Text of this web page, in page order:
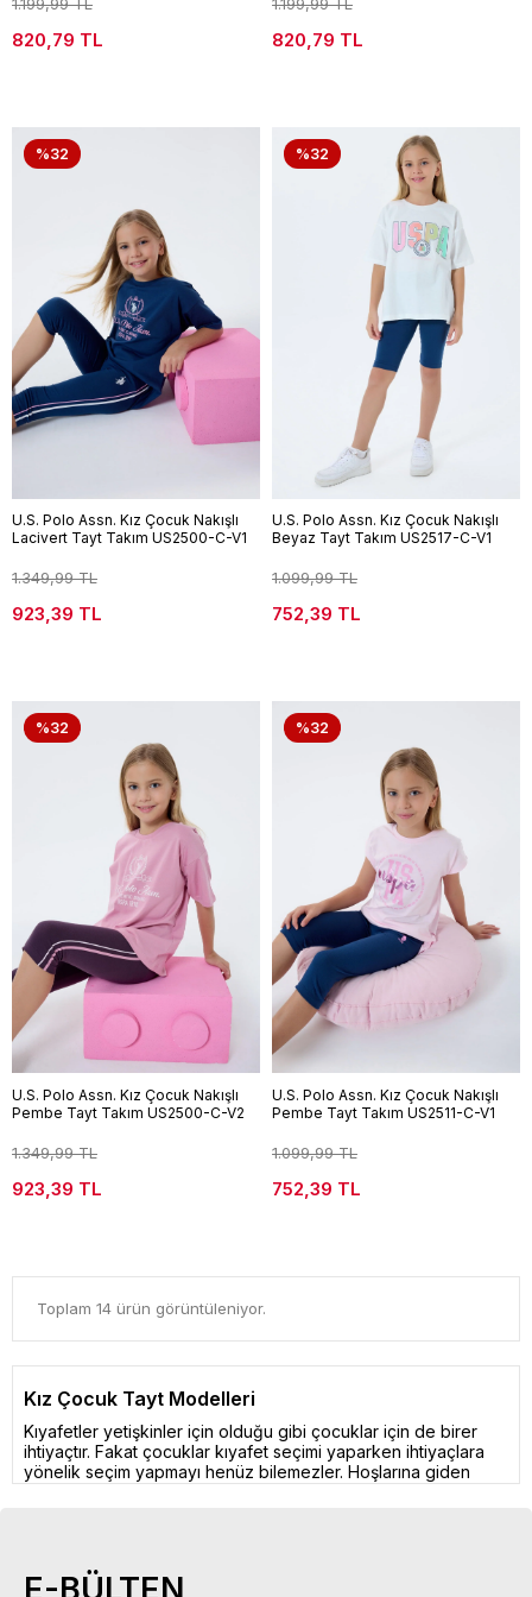
820,79 TL 820,79 TL
%32
U.S. Polo Assn. Kız Çocuk Nakışlı
Lacivert Tayt Takım US2500-C-V1
1.349,99 TL
923,39 TL
%32
U.S. Polo Assn. Kız Çocuk Nakışlı
Beyaz Tayt Takım US2517-C-V1
1.099,99 TL
752,39 TL
%32
U.S. Polo Assn. Kız Çocuk Nakışlı
Pembe Tayt Takım US2500-C-V2
1.349,99 TL
923,39 TL
%32
U.S. Polo Assn. Kız Çocuk Nakışlı
Pembe Tayt Takım US2511-C-V1
1.099,99 TL
752,39 TL
Toplam 14 ürün görüntüleniyor.
Kız Çocuk Tayt Modelleri
Kıyafetler yetişkinler için olduğu gibi çocuklar için de birer
ihtiyaçtır. Fakat çocuklar kıyafet seçimi yaparken ihtiyaçlara
yönelik seçim yapmayı henüz bilemezler. Hoşlarına giden
Kız çocuk taytlar her anlamda kurtarıcı özelliktedir. Renk ve
E-BÜLTEN